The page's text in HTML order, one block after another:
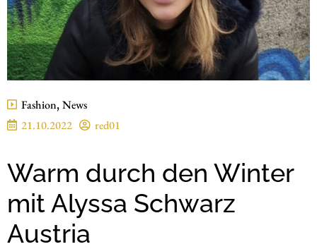
Fashion, News
21.10.2022
red01
Warm durch den Winter
mit Alyssa Schwarz
Austria